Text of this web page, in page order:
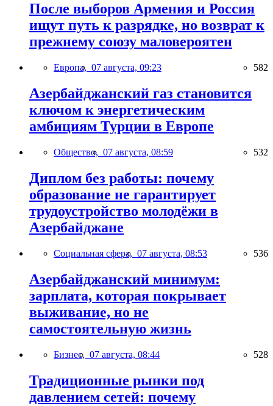
После выборов Армения и Россия
ищут путь к разрядке, но возврат к
прежнему союзу маловероятен
Европа, 07 августа, 09:23 582
Азербайджанский газ становится
ключом к энергетическим
амбициям Турции в Европе
Общество, 07 августа, 08:59 532
Диплом без работы: почему
образование не гарантирует
трудоустройство молодёжи в
Азербайджане
Социальная сфера, 07 августа, 08:53 536
Азербайджанский минимум:
зарплата, которая покрывает
выживание, но не
самостоятельную жизнь
Бизнес, 07 августа, 08:44 528
Традиционные рынки под
давлением сетей: почему